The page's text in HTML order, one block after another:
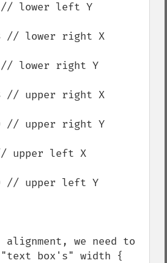
we need to
box's" width {